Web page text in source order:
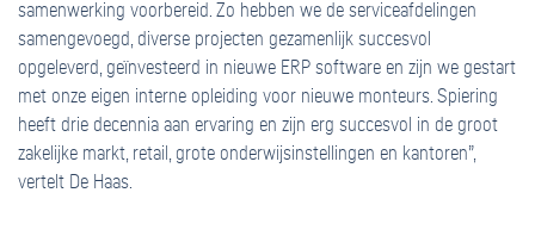
samenwerking voorbereid. Zo hebben we de serviceafdelingen
samengevoegd, diverse projecten gezamenlijk succesvol
opgeleverd, geïnvesteerd in nieuwe ERP software en zijn we gestart
met onze eigen interne opleiding voor nieuwe monteurs. Spiering
heeft drie decennia aan ervaring en zijn erg succesvol in de groot
zakelijke markt, retail, grote onderwijsinstellingen en kantoren”,
vertelt De Haas.